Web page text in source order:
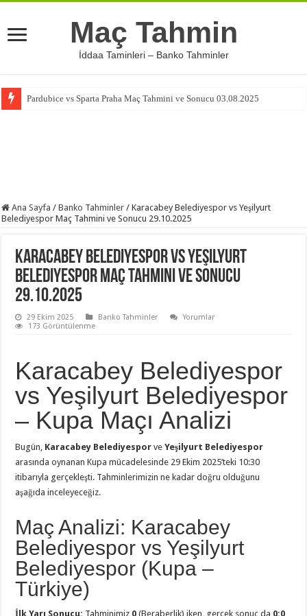
Maç Tahmin
İddaa Taminleri – Banko Tahminler
Pardubice vs Sparta Praha Maç Tahmini ve Sonucu 03.08.2025
Ana Sayfa / Banko Tahminler / Karacabey Belediyespor vs Yeşilyurt
Belediyespor Maç Tahmini ve Sonucu 29.10.2025
Karacabey Belediyespor vs Yeşilyurt
Belediyespor Maç Tahmini ve Sonucu
29.10.2025
29 Ekim 2025 Banko Tahminler
Yorumlar
173 Görüntülenme
Karacabey Belediyespor
vs Yeşilyurt Belediyespor
– Kupa Maçı Analizi
Bugün, Karacabey Belediyespor veYeşilyurt Belediyespor
arasında oynanan Kupa mücadelesinde 29 Ekim 2025’teki 10:30
itibarıyla gerçekleşti. Tahminlerimizin ne kadar doğru olduğunu
aşağıda inceleyeceğiz.
Maç Analizi: Karacabey
Belediyespor vs Yeşilyurt
Belediyespor (Kupa –
Türkiye)
İlk Yarı Sonucu: Tahminimiz 0 (Beraberlik) iken, gerçek sonuç da 0:0